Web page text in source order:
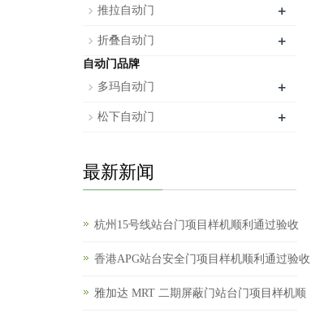
推拉自动门 +
折叠自动门 +
自动门品牌
多玛自动门
+
松下自动门 +
最新新闻
杭州15号线站台门项目样机顺利通过验收
香港APG站台安全门项目样机顺利通过验收
雅加达 MRT 二期屏蔽门站台门项目样机顺